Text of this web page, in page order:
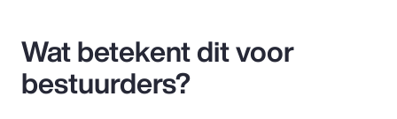
Wat betekent dit voor
bestuurders?